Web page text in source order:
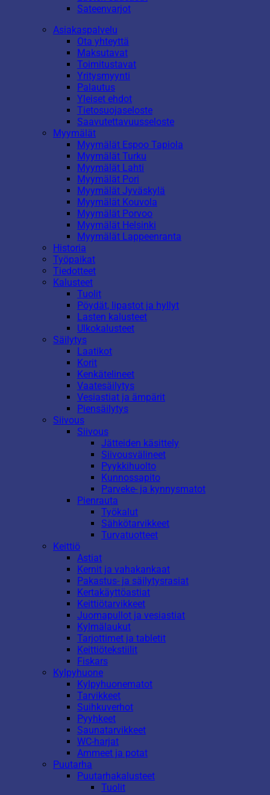
Sateenvarjot
Asiakaspalvelu
Ota yhteyttä
Maksutavat
Toimitustavat
Yritysmyynti
Palautus
Yleiset ehdot
Tietosuojaseloste
Saavutettavuusseloste
Myymälät
Myymälät Espoo Tapiola
Myymälät Turku
Myymälät Lahti
Myymälät Pori
Myymälät Jyväskylä
Myymälät Kouvola
Myymälät Porvoo
Myymälät Helsinki
Myymälät Lappeenranta
Historia
Työpaikat
Tiedotteet
Kalusteet
Tuolit
Pöydät, lipastot ja hyllyt
Lasten kalusteet
Ulkokalusteet
Säilytys
Laatikot
Korit
Kenkätelineet
Vaatesäilytys
Vesiastiat ja ämpärit
Piensäilytys
Siivous
Siivous
Jätteiden käsittely
Siivousvälineet
Pyykkihuolto
Kunnossapito
Parveke- ja kynnysmatot
Pienrauta
Työkalut
Sähkötarvikkeet
Turvatuotteet
Keittiö
Astiat
Kernit ja vahakankaat
Pakastus- ja säilytysrasiat
Kertakäyttöastiat
Keittiötarvikkeet
Juomapullot ja vesiastiat
Kylmälaukut
Tarjottimet ja tabletit
Keittiötekstiilit
Fiskars
Kylpyhuone
Kylpyhuonematot
Tarvikkeet
Suihkuverhot
Pyyhkeet
Saunatarvikkeet
WC-harjat
Ammeet ja potat
Puutarha
Puutarhakalusteet
Tuolit